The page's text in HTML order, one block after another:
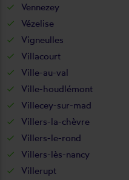
Vennezey
Vézelise
Vigneulles
Villacourt
Ville-au-val
Ville-houdlémont
Villecey-sur-mad
Villers-la-chèvre
Villers-le-rond
Villers-lès-nancy
Villerupt